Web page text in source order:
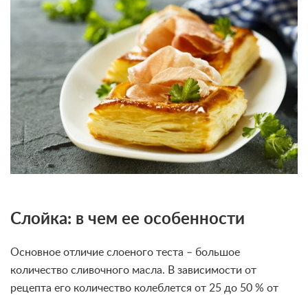
Слойка: в чем ее особенности
Основное отличие слоеного теста – большое
количество сливочного масла. В зависимости от
рецепта его количество колеблется от 25 до 50 % от